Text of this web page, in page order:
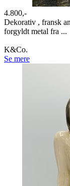
4.800,-
Dekorativ , fransk
forgyldt metal fra ...
K&Co.
Se mere